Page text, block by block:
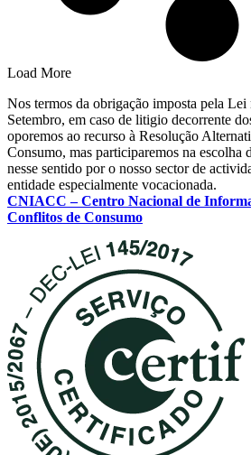
Load More
Nos termos da obrigação imposta pela Lei
Setembro, em caso de litigio decorrente
oporemos ao recurso à Resolução
Consumo, mas participaremos na escolha
nesse sentido por o nosso sector de
entidade especialmente vocacionada.
CNIACC – Centro Nacional de
Conflitos de Consumo